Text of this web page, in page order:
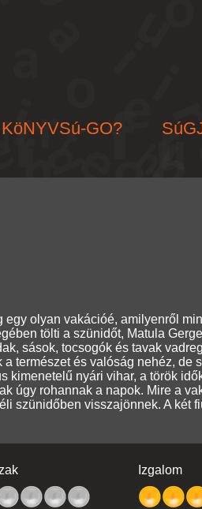
GO?
olyan vakációé, amilyenről
tölti a szünidőt, Matula
sások, tocsogók és tavak
természet és valóság nehéz, de
kimenetelű nyári vihar, a török
úgy rohannak a napok. Mire a
szünidőben visszajönnek. A két
Izgalom